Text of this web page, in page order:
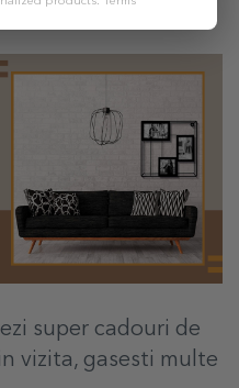
super cadouri de
vizita, gasesti multe